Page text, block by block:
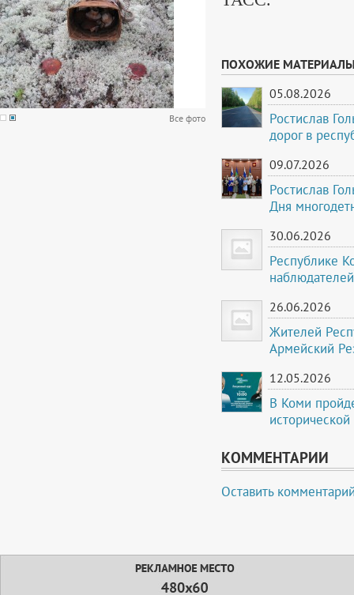
Все фото
ПОХОЖИЕ
05.08.2026
Ростислав
дорог в
09.07.2026
Ростислав
Дня
30.06.2026
Республике
наблюдателей
26.06.2026
Жителей
Армейский
12.05.2026
В Коми
КОММЕНТАРИИ
Оставить